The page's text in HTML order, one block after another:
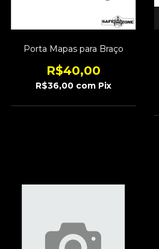
Porta Mapas para Braço
R$40,00
R$36,00 com Pix